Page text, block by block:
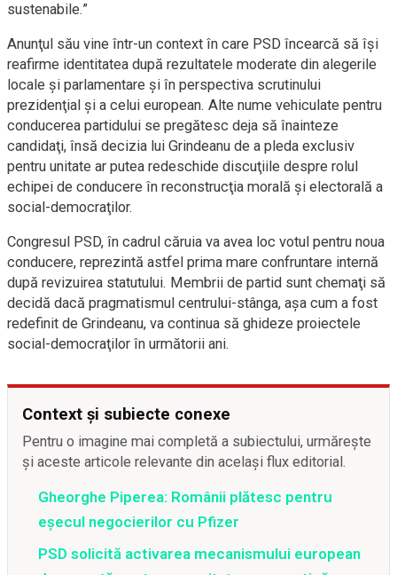
sustenabile.”
Anunţul său vine într-un context în care PSD încearcă să îşi
reafirme identitatea după rezultatele moderate din alegerile
locale şi parlamentare şi în perspectiva scrutinului
prezidenţial şi a celui european. Alte nume vehiculate pentru
conducerea partidului se pregătesc deja să înainteze
candidaţi, însă decizia lui Grindeanu de a pleda exclusiv
pentru unitate ar putea redeschide discuţiile despre rolul
echipei de conducere în reconstrucţia morală şi electorală a
social-democraţilor.
Congresul PSD, în cadrul căruia va avea loc votul pentru noua
conducere, reprezintă astfel prima mare confruntare internă
după revizuirea statutului. Membrii de partid sunt chemaţi să
decidă dacă pragmatismul centrului-stânga, aşa cum a fost
redefinit de Grindeanu, va continua să ghideze proiectele
social-democraţilor în următorii ani.
Context și subiecte conexe
Pentru o imagine mai completă a subiectului, urmărește
și aceste articole relevante din același flux editorial.
Gheorghe Piperea: Românii plătesc pentru
eșecul negocierilor cu Pfizer
PSD solicită activarea mecanismului european